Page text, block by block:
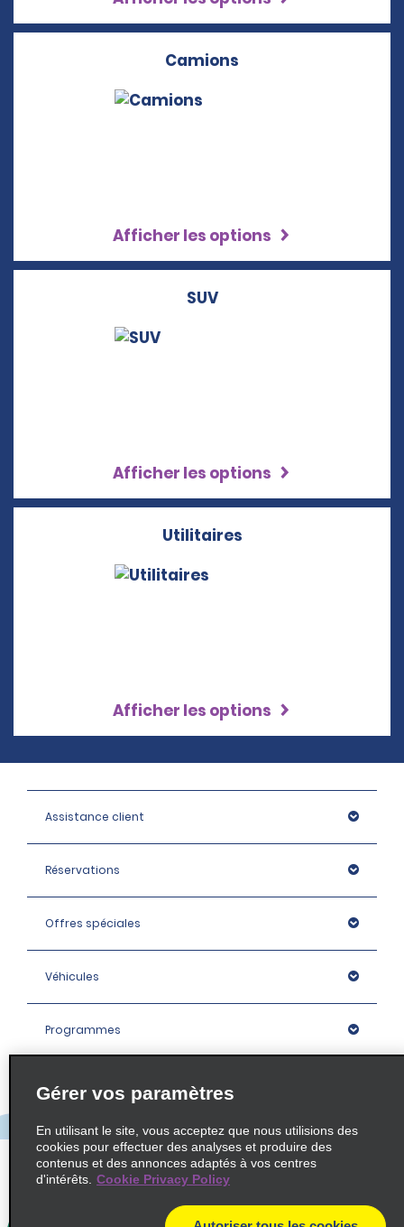
Camions
Afficher les options
SUV
Afficher les options
Utilitaires
Afficher les options
Assistance client
Réservations
Offres spéciales
Véhicules
Programmes
Entreprise
Agences
Policies / Sitemap
Gérer vos paramètres
En utilisant le site, vous acceptez que nous utilisions des
cookies pour effectuer des analyses et produire des
contenus et des annonces adaptés à vos centres
d'intérêts. Cookie Privacy Policy